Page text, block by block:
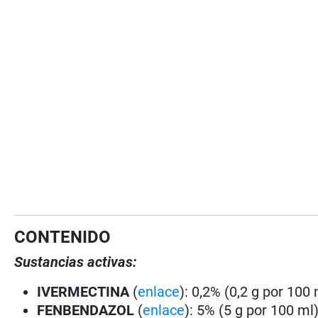
CONTENIDO
Sustancias activas:
IVERMECTINA (enlace): 0,2% (0,2 g por 100
FENBENDAZOL (enlace): 5% (5 g por 100 ml)